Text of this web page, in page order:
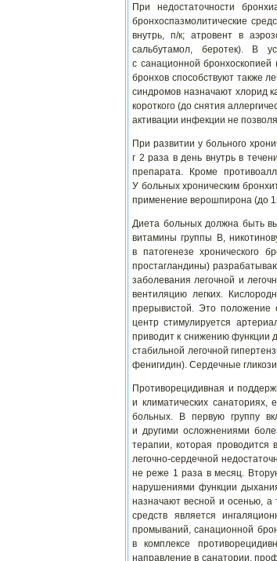
При недостаточности
бронхоспазмолитические
внутрь, п/к; атровент в
сальбутамол, беротек). В
с санационной
бронхов способствуют также
синдромов назначают хлорид
короткого (до снятия
активации инфекции не
При развитии у больного
г 2 раза в день внутрь в
препарата. Кроме
У больных хроническим
применение верошпирона (до
Диета больных должна быть
витамины группы В,
в патогенезе хронического
простагландины)
заболевания легочной и
вентиляцию легких.
прерывистой. Это положение
центр стимулируется
приводит к снижению функции
стабильной легочной
фенигидин). Сердечные
Противорецидивная и
и климатических
больных. В первую группу
и другими осложнениями
терапии, которая проводится
легочно-сердечной
не реже 1 раза в месяц.
нарушениями функции
назначают весной и осенью, а
средств является
промываний, санационной
в комплексе
направление в санатории,